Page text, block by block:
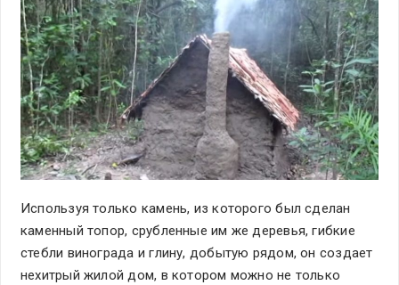
Используя только камень, из которого был сделан
каменный топор, срубленные им же деревья, гибкие
стебли винограда и глину, добытую рядом, он создает
нехитрый жилой дом, в котором можно не только